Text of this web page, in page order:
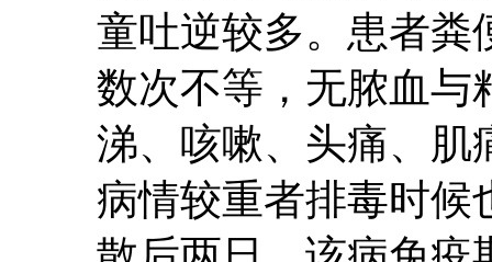
童吐逆较多。患者粪
数次不等，无脓血与
涕、咳嗽、头痛、肌
病情较重者排毒时候